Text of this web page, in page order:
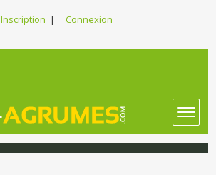
Inscription | Connexion